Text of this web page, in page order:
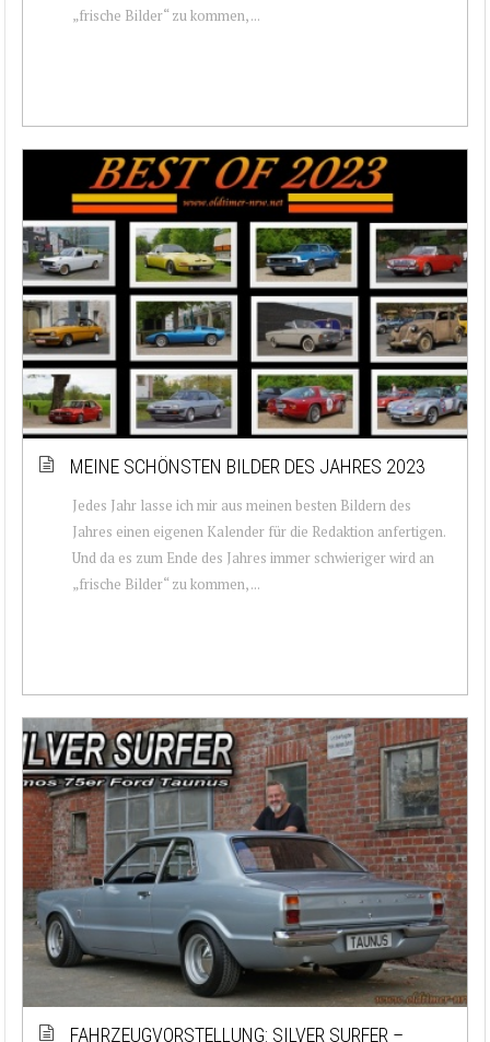
„frische Bilder“ zu kommen, ...
MEINE SCHÖNSTEN BILDER DES JAHRES 2023
Jedes Jahr lasse ich mir aus meinen besten Bildern des
Jahres einen eigenen Kalender für die Redaktion anfertigen.
Und da es zum Ende des Jahres immer schwieriger wird an
„frische Bilder“ zu kommen, ...
FAHRZEUGVORSTELLUNG: SILVER SURFER –